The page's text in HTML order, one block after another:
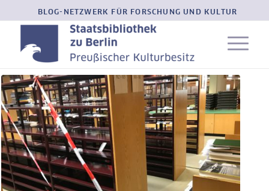
BLOG-NETZWERK FÜR FORSCHUNG UND KULTUR